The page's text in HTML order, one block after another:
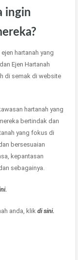
ingin
hartanah yang
Ejen Hartanah
di semak di website
hartanah yang
bertindak dan
yang fokus di
bersesuaian
kepantasan
sebagainya.
anda, klik di sini.